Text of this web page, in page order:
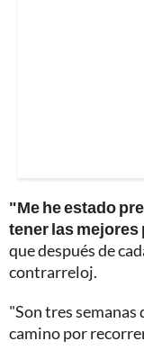
"Me he estado
tener las
que después de
contrarreloj.
"Son tres semanas
camino por